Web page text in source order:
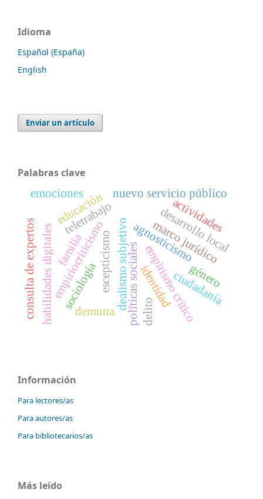
Idioma
Español (España)
English
Enviar un artículo
Palabras clave
empiriocriticismo empirismo crítico
dealismo subjetivo
escepticismo agnosticismo
habilidades digitales marco jurídico
teletrabajo desarrollo local
sociología políticas sociales
consulta de expertos
educación
familia
ciudadanía
nuevo servicio público
identidad género
demuna
actividades
emociones
delito
Información
Para lectores/as
Para autores/as
Para bibliotecarios/as
Más leído